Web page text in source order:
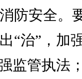
防安全。
“治”，加
监管执法